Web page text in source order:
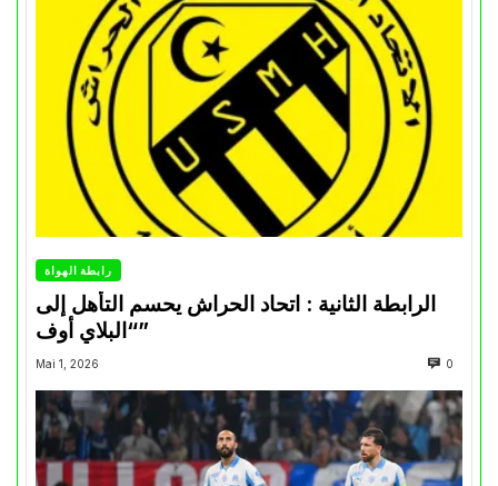
رابطة الهواة
الرابطة الثانية : اتحاد الحراش يحسم التأهل إلى
“البلاي أوف”
Mai 1, 2026 0